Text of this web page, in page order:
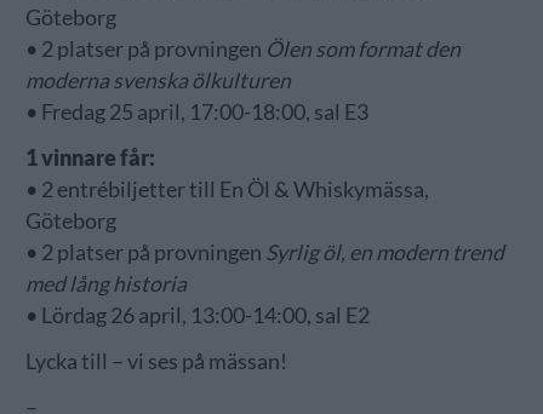
Göteborg
• 2 platser på provningen Ölen som format den
moderna svenska ölkulturen
• Fredag 25 april, 17:00-18:00, sal E3
1 vinnare får:
• 2 entrébiljetter till En Öl & Whiskymässa,
Göteborg
• 2 platser på provningen Syrlig öl, en modern trend
med lång historia
• Lördag 26 april, 13:00-14:00, sal E2
Lycka till – vi ses på mässan!
–